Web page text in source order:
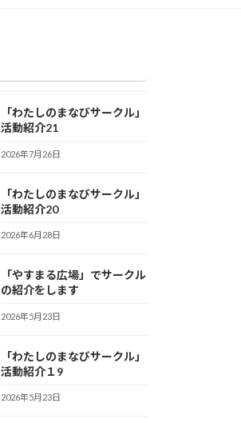
「わたしのまなびサークル」
活動紹介21
2026年7月26日
「わたしのまなびサークル」
活動紹介20
2026年6月28日
「やすまる広場」でサークル
の紹介をします
2026年5月23日
「わたしのまなびサークル」
活動紹介１9
2026年5月23日